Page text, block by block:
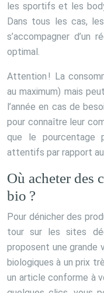
les sportifs et les
Dans tous les cas,
s’accompagner d’un
optimal.
Attention ! La
au maximum) mais
l’année en cas de
pour connaître leur
que le pourcentage
attentifs par rapport
Où acheter des
bio ?
Pour dénicher des
tour sur les sites
proposent une grande
biologiques à un prix
un article conforme à